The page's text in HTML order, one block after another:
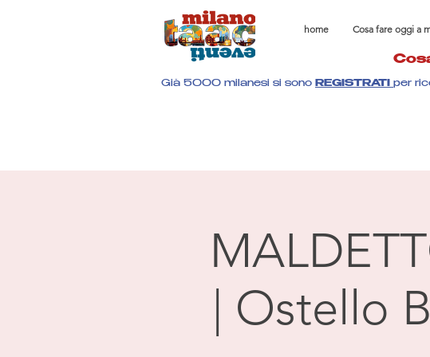
home Cosa fare oggi a
Già 5000 milanesi si sono REGISTRATI per
| Ostello